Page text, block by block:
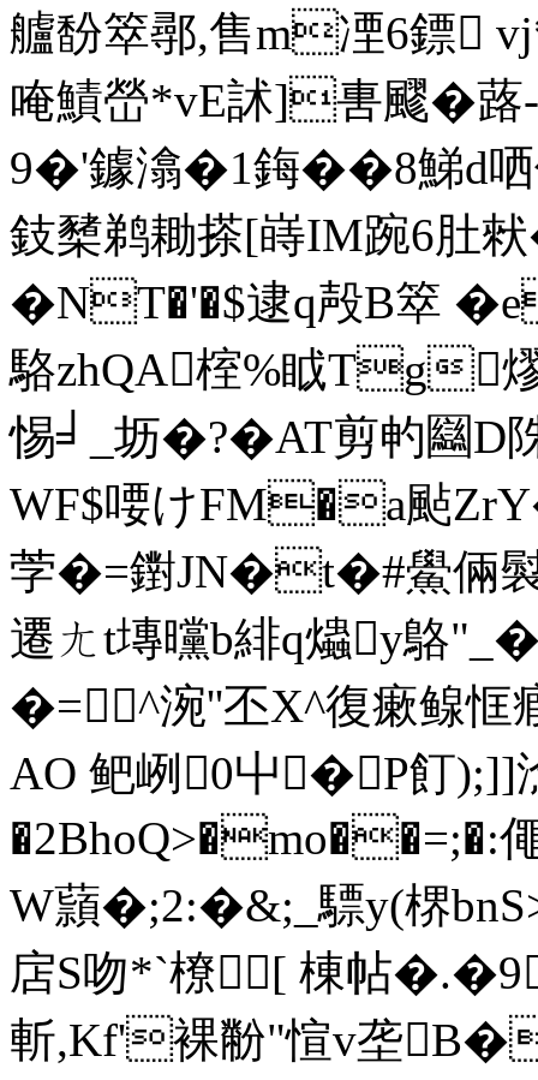
艫馚箤鄩,售m凐6鏢
唵鰿嵤*vE訹]軎飂�
9�'鐻潝�1鋂��8鮷d
鈘櫫鹈耡搽[嵵IM踠6
�NT�'�$逮q殸B箤
駱zhQA榁%眓Tg
惕╛_坜�?�AT剪畃圝
WF$喓けFM�a颭
茡�=鑆JN�t�#鱟倆褽
遷ㄤt塼曭b緋q爞y鴼
�=^涴''丕X^復瘶鳈恇
AO 鲃峢0屮�P飣);]]
�2BhoQ>�mo��=;�:
W蘏�;2:�&;_驃y(楐
扂S吻*`橑[ 棟帖
斬,Kf'裸黺"愃v垄